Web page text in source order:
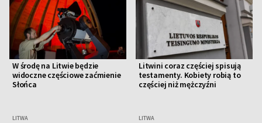
W środę na Litwie będzie
widoczne częściowe zaćmienie
Słońca
LITWA
Litwini coraz częściej spisują
testamenty. Kobiety robią to
częściej niż mężczyźni
LITWA